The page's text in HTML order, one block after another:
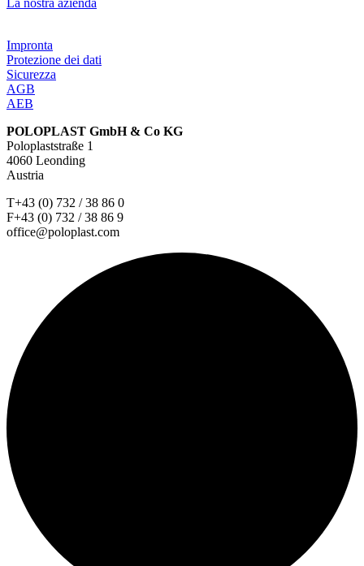
La nostra azienda
Impronta
Protezione dei dati
Sicurezza
AGB
AEB
POLOPLAST GmbH & Co KG
Poloplaststraße 1
4060 Leonding
Austria
T+43 (0) 732 / 38 86 0
F+43 (0) 732 / 38 86 9
office@poloplast.com